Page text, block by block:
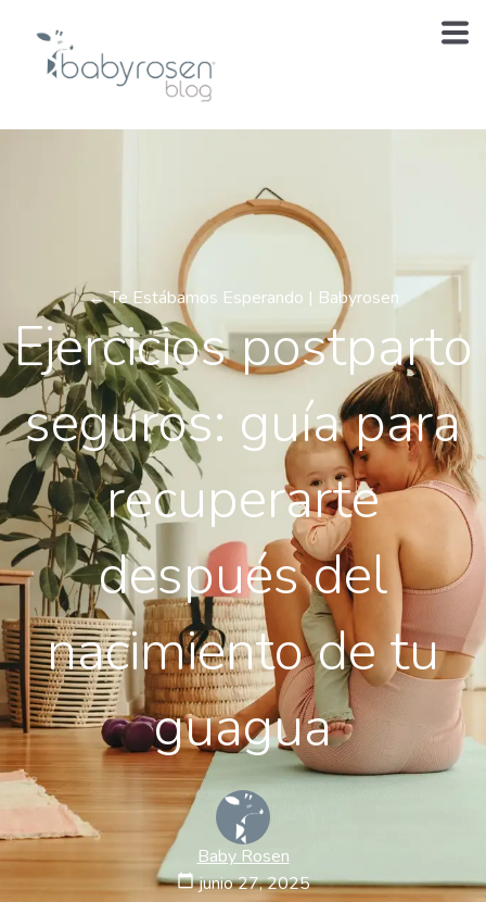
← Te Estábamos Esperando | Babyrosen
Ejercicios postparto
seguros: guía para
recuperarte
después del
nacimiento de tu
guagua
Baby Rosen
calendar_todayjunio 27, 2025